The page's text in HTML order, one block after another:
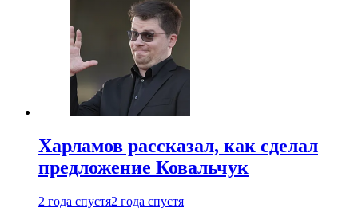
Харламов рассказал, как сделал
предложение Ковальчук
2 года спустя2 года спустя